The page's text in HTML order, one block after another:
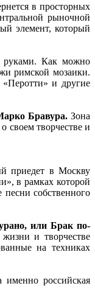
в просторных
рыночной
элемент, который
руками. Как можно
римской мозаики.
и другие
Бравура.Зона
своем творчестве и
приедет в Москву
в рамках которой
собственного
или Брак по-
и творчестве
на техниках
именно российская